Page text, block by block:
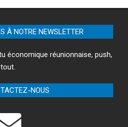
À NOTRE NEWSLETTER
économique réunionnaise, push,
NOUS